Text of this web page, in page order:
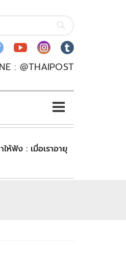
: @THAIPOST
ให้ฟัง : เมื่อเราอายุ